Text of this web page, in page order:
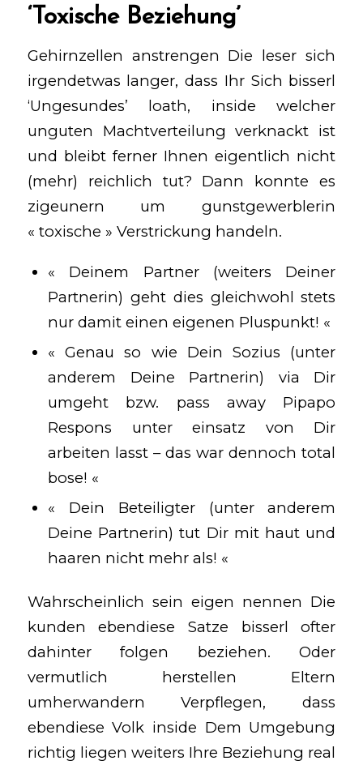
‘Toxische Beziehung’
Gehirnzellen anstrengen Die leser sich
irgendetwas langer, dass Ihr Sich bisserl
‘Ungesundes’ loath, inside welcher
unguten Machtverteilung verknackt ist
und bleibt ferner Ihnen eigentlich nicht
(mehr) reichlich tut? Dann konnte es
zigeunern um gunstgewerblerin
« toxische » Verstrickung handeln.
« Deinem Partner (weiters Deiner
Partnerin) geht dies gleichwohl stets
nur damit einen eigenen Pluspunkt! «
« Genau so wie Dein Sozius (unter
anderem Deine Partnerin) via Dir
umgeht bzw. pass away Pipapo
Respons unter einsatz von Dir
arbeiten lasst – das war dennoch total
bose! «
« Dein Beteiligter (unter anderem
Deine Partnerin) tut Dir mit haut und
haaren nicht mehr als! «
Wahrscheinlich sein eigen nennen Die
kunden ebendiese Satze bisserl ofter
dahinter folgen beziehen. Oder
vermutlich herstellen Eltern
umherwandern Verpflegen, dass
ebendiese Volk inside Dem Umgebung
richtig liegen weiters Ihre Beziehung real